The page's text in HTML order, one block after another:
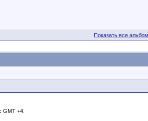
Показать все
GMT +4.